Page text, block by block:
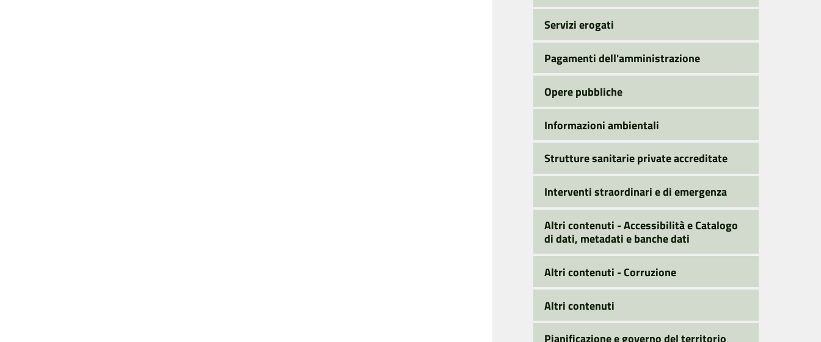
Servizi erogati
Pagamenti dell'amministrazione
Opere pubbliche
Informazioni ambientali
Strutture sanitarie private accreditate
Interventi straordinari e di emergenza
Altri contenuti - Accessibilità e Catalogo
di dati, metadati e banche dati
Altri contenuti - Corruzione
Altri contenuti
Pianificazione e governo del territorio